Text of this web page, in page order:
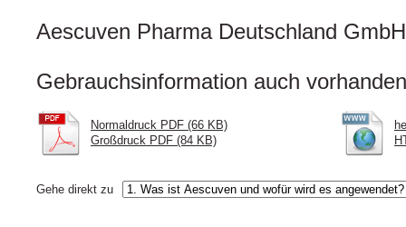
Aescuven Pharma Deutschland
Gebrauchsinformation auch
Normaldruck PDF (66 KB)
Großdruck PDF (84 KB)
Gehe direkt zu